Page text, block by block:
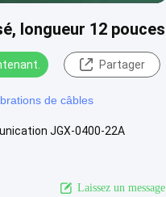
longueur 12 pouces
Partager
de câbles
JGX-0400-22A
Laissez un message.